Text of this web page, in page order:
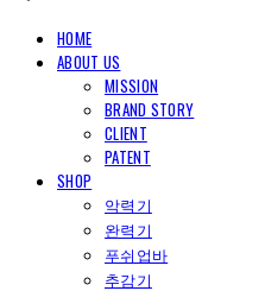
HOME
ABOUT US
MISSION
BRAND STORY
CLIENT
PATENT
SHOP
악력기
완력기
푸쉬업바
추감기